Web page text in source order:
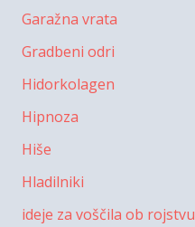
Garažna vrata
Gradbeni odri
Hidorkolagen
Hipnoza
Hiše
Hladilniki
ideje za voščila ob rojstvu